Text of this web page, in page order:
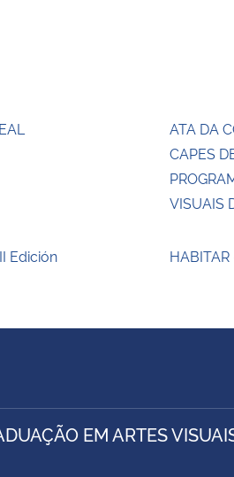
ATA DA
CAPES
VISUAIS
Edición
EM ARTES